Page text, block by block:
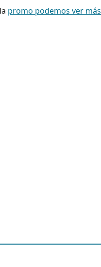
promo podemos ver más